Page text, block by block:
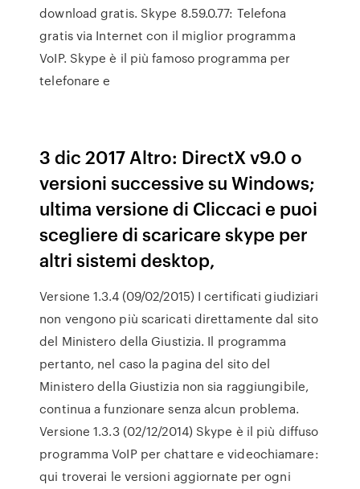
download gratis. Skype 8.59.0.77: Telefona
gratis via Internet con il miglior programma
VoIP. Skype è il più famoso programma per
telefonare e
3 dic 2017 Altro: DirectX v9.0 o
versioni successive su Windows;
ultima versione di Cliccaci e puoi
scegliere di scaricare skype per
altri sistemi desktop,
Versione 1.3.4 (09/02/2015) I certificati giudiziari
non vengono più scaricati direttamente dal sito
del Ministero della Giustizia. Il programma
pertanto, nel caso la pagina del sito del
Ministero della Giustizia non sia raggiungibile,
continua a funzionare senza alcun problema.
Versione 1.3.3 (02/12/2014) Skype è il più diffuso
programma VoIP per chattare e videochiamare:
qui troverai le versioni aggiornate per ogni